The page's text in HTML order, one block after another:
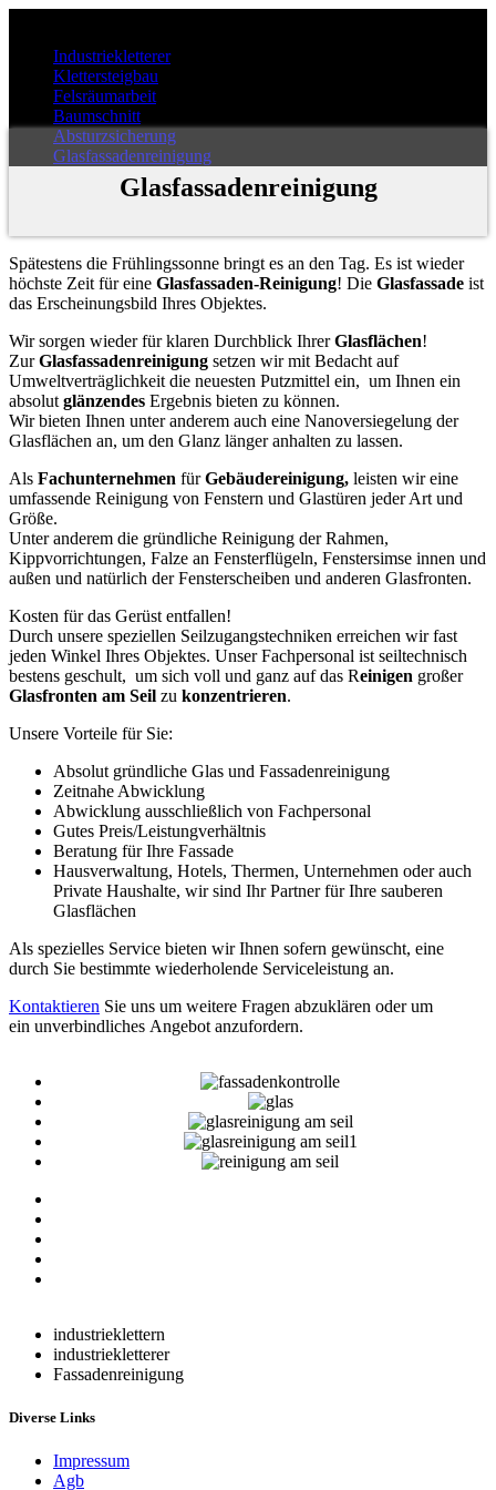
Industriekletterer
Klettersteigbau
Felsräumarbeit
Baumschnitt
Absturzsicherung
Glasfassadenreinigung
Glasfassadenreinigung
Spätestens die Frühlingssonne bringt es an den Tag. Es ist wieder
höchste Zeit für eine Glasfassaden-Reinigung! Die Glasfassade ist
das Erscheinungsbild Ihres Objektes.
Wir sorgen wieder für klaren Durchblick IhrerGlasflächen!
ZurGlasfassadenreinigung setzen wir mit Bedacht auf
Umweltverträglichkeit die neuesten Putzmittel ein, um Ihnen ein
absolut glänzendes Ergebnis bieten zu können.
Wir bieten Ihnen unter anderem auch eine Nanoversiegelung der
Glasflächen an, um den Glanz länger anhalten zu lassen.
Als Fachunternehmen fürGebäudereinigung, leisten wir eine
umfassende Reinigung von Fenstern und Glastüren jeder Art und
Größe.
Unter anderem die gründliche Reinigung der Rahmen,
Kippvorrichtungen, Falze an Fensterflügeln, Fenstersimse innen und
außen und natürlich der Fensterscheiben und anderen Glasfronten.
Kosten für das Gerüst entfallen!
Durch unsere speziellen Seilzugangstechniken erreichen wir fast
jeden Winkel Ihres Objektes. Unser Fachpersonal ist seiltechnisch
bestens geschult, um sich voll und ganz auf das Reinigen großer
Glasfronten am Seil zu konzentrieren.
Unsere Vorteile für Sie:
Absolut gründliche Glas und Fassadenreinigung
Zeitnahe Abwicklung
Abwicklung ausschließlich von Fachpersonal
Gutes Preis/Leistungverhältnis
Beratung für Ihre Fassade
Hausverwaltung, Hotels, Thermen, Unternehmen oder auch
Private Haushalte, wir sind Ihr Partner für Ihre sauberen
Glasflächen
Als spezielles Service bieten wir Ihnen sofern gewünscht, eine
durch Sie bestimmte wiederholende Serviceleistung an.
Kontaktieren Sie uns um weitere Fragen abzuklären oder um
ein unverbindliches Angebot anzufordern.
industrieklettern
industriekletterer
Fassadenreinigung
Diverse Links
Impressum
Agb